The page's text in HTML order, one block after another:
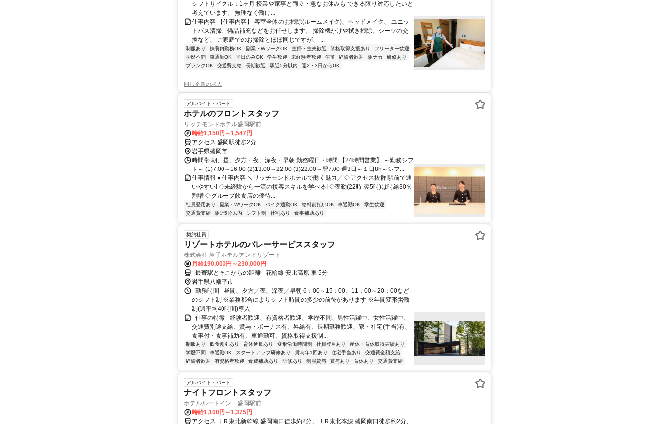
シフトサイクル：1ヶ月 授業や家事と両立・急なお休みも できる限り対応したいと
考えています。 無理なく働け...
仕事内容 【仕事内容】 客室全体のお掃除(ルームメイク)、ベッドメイク、 ユニッ
トバス清掃、備品補充などをお任せします。 掃除機かけや拭き掃除、シーツの交
換など、 ご家庭でのお掃除とほぼ同じですが、 ...
制服あり 扶養内勤務OK 副業・WワークOK 主婦・主夫歓迎 資格取得支援あり
フリーター歓迎
学歴不問
車通勤OK 平日のみOK 学生歓迎 未経験者歓迎 午前 経験者歓迎 駅ナカ
研修あり
ブランクOK
交通費支給 長期歓迎 駅近5分以内 週2・3日からOK
同じ企業の求人
アルバイト・パート
ホテルのフロントスタッフ
リッチモンドホテル盛岡駅前
時給1,150円～1,547円
アクセス 盛岡駅徒歩2分
岩手県盛岡市
時間帯 朝、昼、夕方・夜、深夜・早朝 勤務曜日・時間 【24時間営業】 ～勤務シフ
ト～ (1)7:00～16:00 (2)13:00～22:00 (3)22:00～翌7:00 週3日～１日8h～シフ...
仕事情報 ● 仕事内容 ＼リッチモンドホテルで働く魅力／ ◇アクセス抜群!駅前で通
いやすい! ◇未経験から一流の接客スキルを学べる! ◇夜勤(22時-翌5時)は時給30％
割増 ◇グループ飲食店の優待...
社員登用あり 副業・WワークOK バイク通勤OK 給料前払いOK 車通勤OK
学生歓迎
交通費支給
駅近5分以内 シフト制 社割あり 食事補助あり
契約社員
リゾートホテルのバレーサービススタッフ
株式会社 岩手ホテルアンドリゾート
月給190,000円～230,000円
- 最寄駅とそこからの距離 - 花輪線 安比高原 車 5分
岩手県八幡平市
- 勤務時間 - 昼間、夕方／夜、深夜／早朝 6：00～15：00、11：00～20：00など
のシフト制 ※業務都合によりシフト時間の多少の前後があります ※年間変形労働
制(週平均40時間)導入
- 仕事の特徴 - 経験者歓迎、有資格者歓迎、学歴不問、男性活躍中、女性活躍中、
交通費別途支給、賞与・ボーナス有、昇給有、長期勤務歓迎、寮・社宅(手当)有、
食事付・食事補助有、車通勤可、資格取得支援制...
制服あり 飲食割引あり 育休延長あり 変形労働時間制 社員登用あり
産休・育休取得実績あり
学歴不問
車通勤OK スタートアップ研修あり 賞与年1回あり 住宅手当あり
交通費全額支給
経験者歓迎
有資格者歓迎 食費補助あり 研修あり 制服貸与 賞与あり 育休あり 交通費支給
アルバイト・パート
ナイトフロントスタッフ
ホテルルートイン 盛岡駅前
時給1,100円～1,375円
アクセス ＪＲ東北新幹線 盛岡南口徒歩約2分、ＪＲ東北本線 盛岡南口徒歩約2分、